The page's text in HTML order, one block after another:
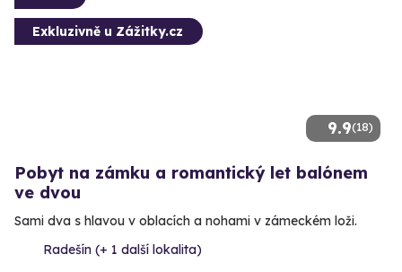
9.9(18)
Exkluzivně u Zážitky.cz
Pobyt na zámku a romantický let balónem
ve dvou
Sami dva s hlavou v oblacích a nohami v zámeckém loži.
Radešín (+ 1 další lokalita)